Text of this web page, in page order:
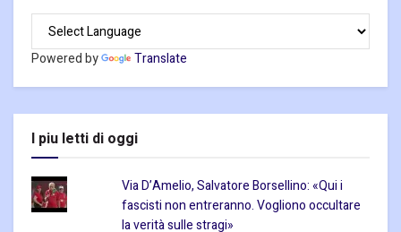
Powered by Translate
I piu letti di oggi
Via D’Amelio, Salvatore Borsellino: «Qui i
fascisti non entreranno. Vogliono occultare
la verità sulle stragi»